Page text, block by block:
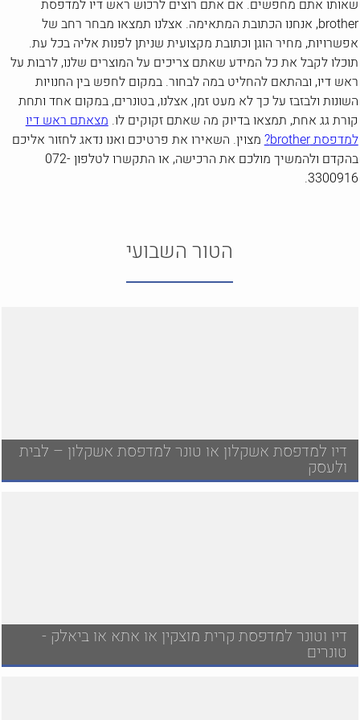
שאותו אתם מחפשים. אם אתם רוצים לרכוש ראש דיו למדפסת
brother, אנחנו הכתובת המתאימה. אצלנו תמצאו מבחר רחב של
אפשרויות, מחיר הוגן וכתובת מקצועית שניתן לפנות אליה בכל עת.
תוכלו לקבל את כל המידע שאתם צריכים על המוצרים שלנו, לרבות על
ראש דיו, ובהתאם להחליט במה לבחור. במקום לחפש בין החנויות
השונות ולבזבז על כך לא מעט זמן, אצלנו, בטונרים, במקום אחד ותחת
קורת גג אחת, תמצאו בדיוק מה שאתם זקוקים לו. מצאתם ראש דיו
למדפסת brother?
מצוין. השאירו את פרטיכם ואנו נדאג לחזור אליכם
בהקדם ולהמשיך מולכם את הרכישה, או התקשרו לטלפון 072-
3300916.
הטור השבועי
דיו למדפסת אשקלון או טונר למדפסת אשקלון – לבית
ולעסק
דיו וטונר למדפסת קרית מוצקין או אתא או ביאלק -
טונרים